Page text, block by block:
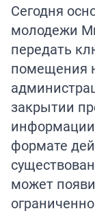
Сегодня
молодежи
передать
помещения
закрытии
формате
может